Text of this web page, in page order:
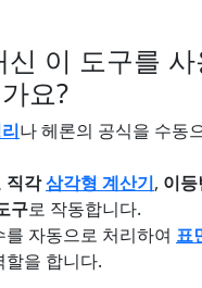
이 도구를
요?
나 헤론의 공식을 수동
직각삼각형 계산기, 이
구로 작동합니다.
자동으로 처리하여 표
할을 합니다.